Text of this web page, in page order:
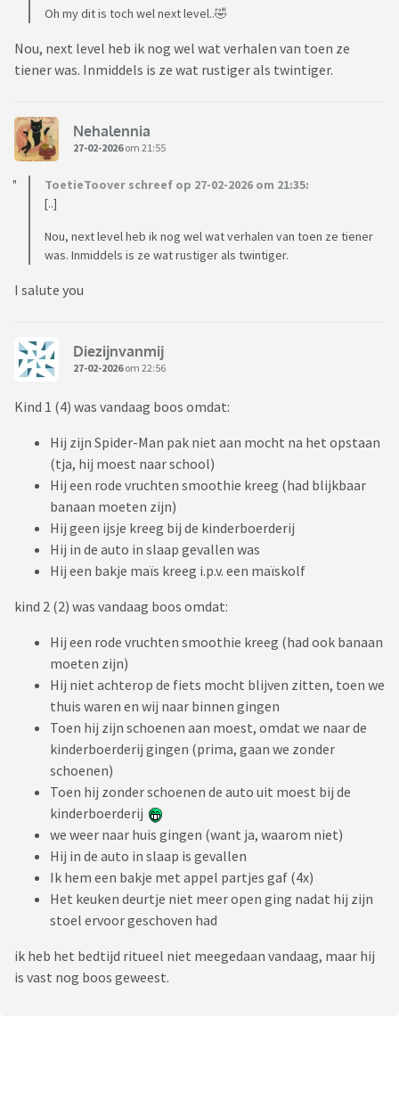
Oh my dit is toch wel next level..🤣
Nou, next level heb ik nog wel wat verhalen van toen ze
tiener was. Inmiddels is ze wat rustiger als twintiger.
Nehalennia
27-02-2026om 21:55
ToetieToover schreef op 27-02-2026 om 21:35:
[..]
Nou, next level heb ik nog wel wat verhalen van toen ze tiener
was. Inmiddels is ze wat rustiger als twintiger.
I salute you
Diezijnvanmij
27-02-2026om 22:56
Kind 1 (4) was vandaag boos omdat:
Hij zijn Spider-Man pak niet aan mocht na het opstaan
(tja, hij moest naar school)
Hij een rode vruchten smoothie kreeg (had blijkbaar
banaan moeten zijn)
Hij geen ijsje kreeg bij de kinderboerderij
Hij in de auto in slaap gevallen was
Hij een bakje maïs kreeg i.p.v. een maïskolf
kind 2 (2) was vandaag boos omdat:
Hij een rode vruchten smoothie kreeg (had ook banaan
moeten zijn)
Hij niet achterop de fiets mocht blijven zitten, toen we
thuis waren en wij naar binnen gingen
Toen hij zijn schoenen aan moest, omdat we naar de
kinderboerderij gingen (prima, gaan we zonder
schoenen)
Toen hij zonder schoenen de auto uit moest bij de
kinderboerderij
we weer naar huis gingen (want ja, waarom niet)
Hij in de auto in slaap is gevallen
Ik hem een bakje met appel partjes gaf (4x)
Het keuken deurtje niet meer open ging nadat hij zijn
stoel ervoor geschoven had
ik heb het bedtijd ritueel niet meegedaan vandaag, maar hij
is vast nog boos geweest.